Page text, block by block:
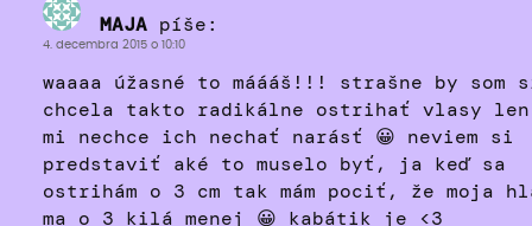
MAJA píše:
4. decembra 2015 o 10:10
waaaa úžasné to máááš!!! strašne by som
chcela takto radikálne ostrihať vlasy
mi nechce ich nechať narásť 😀 neviem si
predstaviť aké to muselo byť, ja keď sa
ostrihám o 3 cm tak mám pociť, že moja
ma o 3 kilá menej 😀 kabátik je <3